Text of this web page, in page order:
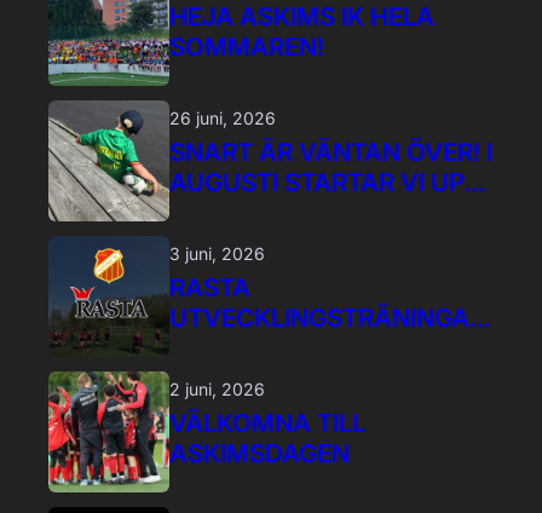
HEJA ASKIMS IK HELA
SOMMAREN!
26 juni, 2026
SNART ÄR VÄNTAN ÖVER! I
AUGUSTI STARTAR VI UPP
3 juni, 2026
RASTA
UTVECKLINGSTRÄNINGAR
UNGDOMSLEDARPROGRA
M
2 juni, 2026
VÄLKOMNA TILL
ASKIMSDAGEN